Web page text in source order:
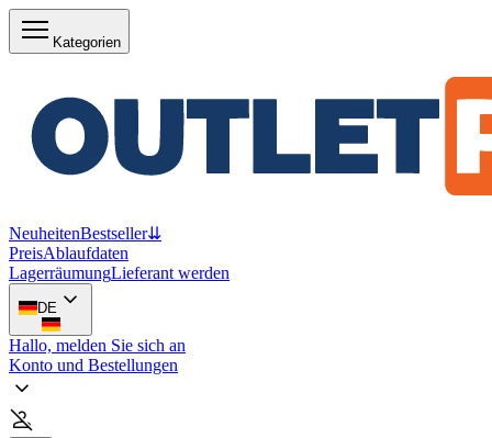
Kategorien
NeuheitenBestseller⇊
PreisAblaufdaten
LagerräumungLieferant werden
DE
Hallo, melden Sie sich an
Konto und Bestellungen